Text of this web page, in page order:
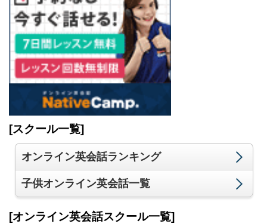
[スクール一覧]
オンライン英会話ランキング
子供オンライン英会話一覧
[オンライン英会話スクール一覧]